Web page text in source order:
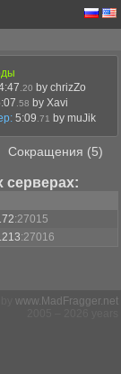
.20 by chrizZo
.58 by Xavi
5:09 .71 by muJik
Сокращения (5)
серверах:
:27015
:27016
www.MadFragger.net